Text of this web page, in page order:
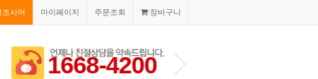
장바구니
주문조회
마이페이지
조사어
1668-4200